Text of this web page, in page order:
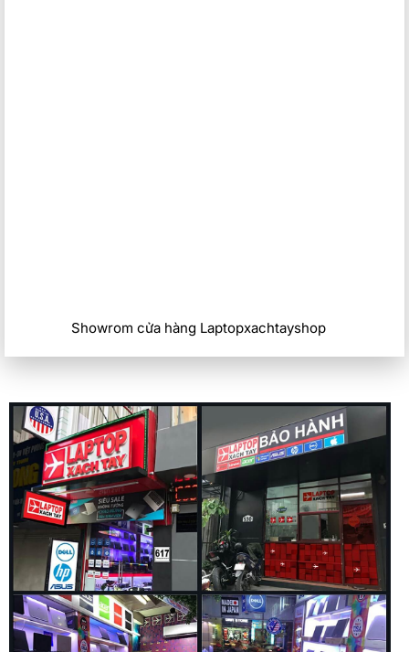
Showrom cửa hàng Laptopxachtayshop